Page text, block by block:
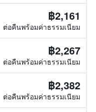
฿2,161
ต่อคืนพร้อมค่าธรรมเนียม
฿2,267
ต่อคืนพร้อมค่าธรรมเนียม
฿2,382
ต่อคืนพร้อมค่าธรรมเนียม